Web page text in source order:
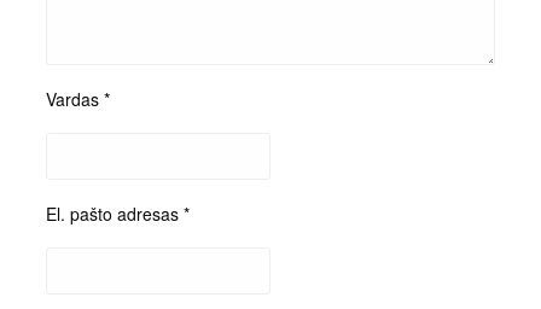
Vardas *
El. pašto adresas *